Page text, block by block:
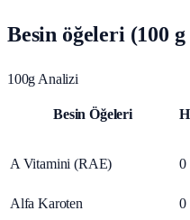
Besin öğeleri (100
100g Analizi
Besin Öğeleri
A Vitamini (RAE) 0
Alfa Karoten 0